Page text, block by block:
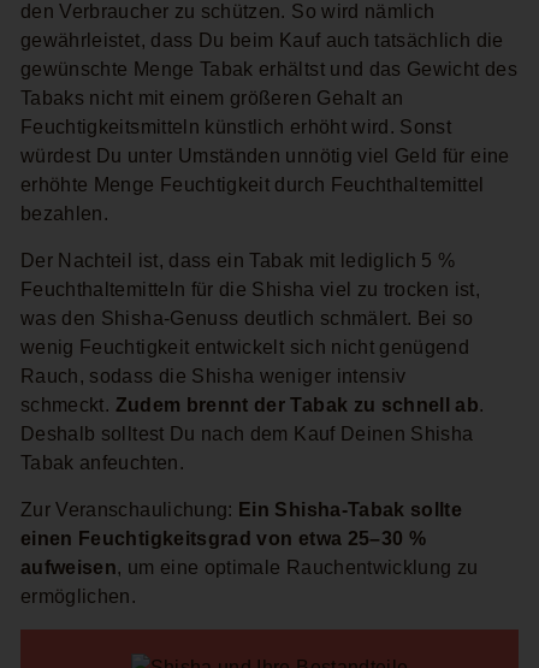
den Verbraucher zu schützen. So wird nämlich
gewährleistet, dass Du beim Kauf auch tatsächlich die
gewünschte Menge Tabak erhältst und das Gewicht des
Tabaks nicht mit einem größeren Gehalt an
Feuchtigkeitsmitteln künstlich erhöht wird. Sonst
würdest Du unter Umständen unnötig viel Geld für eine
erhöhte Menge Feuchtigkeit durch Feuchthaltemittel
bezahlen.
Der Nachteil ist, dass ein Tabak mit lediglich 5 %
Feuchthaltemitteln für die Shisha viel zu trocken ist,
was den Shisha-Genuss deutlich schmälert. Bei so
wenig Feuchtigkeit entwickelt sich nicht genügend
Rauch, sodass die Shisha weniger intensiv
schmeckt. Zudem brennt der Tabak zu schnell ab.
Deshalb solltest Du nach dem Kauf Deinen Shisha
Tabak anfeuchten.
Zur Veranschaulichung: Ein Shisha-Tabak sollte
einen Feuchtigkeitsgrad von etwa 25–30 %
aufweisen, um eine optimale Rauchentwicklung zu
ermöglichen.